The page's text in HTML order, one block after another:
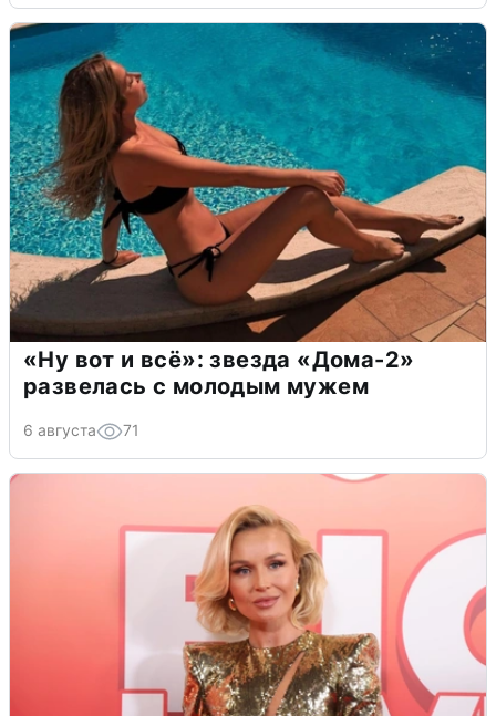
«Ну вот и всё»: звезда «Дома-2»
развелась с молодым мужем
6 августа 71